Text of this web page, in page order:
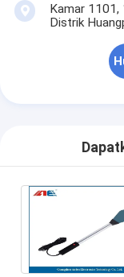
Kamar 1101,
Distrik